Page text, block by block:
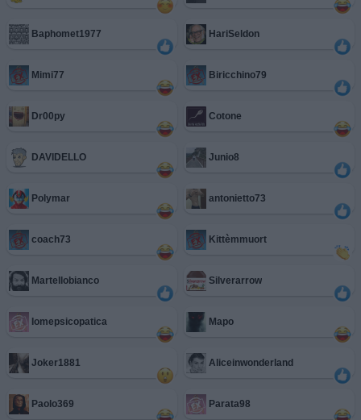
Baphomet1977 HariSeldon
Mimi77 Biricchino79
Dr00py Cotone
DAVIDELLO Junio8
Polymar antonietto73
coach73 Kittèmmuort
Martellobianco Silverarrow
Iomepsicopatica Mapo
Joker1881 Aliceinwonderland
Paolo369 Parata98